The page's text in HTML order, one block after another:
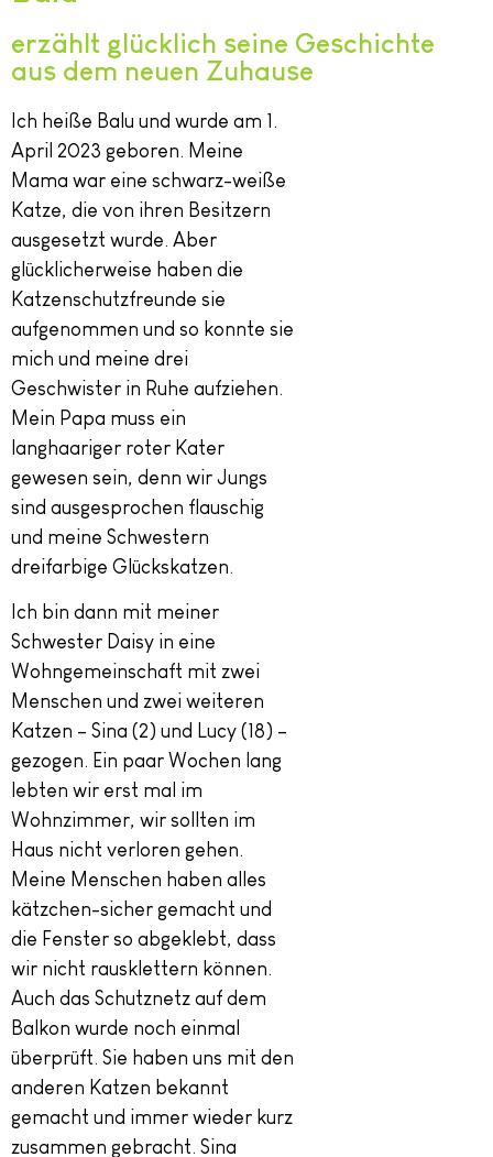
erzählt glücklich seine Geschichte
aus dem neuen Zuhause
Ich heiße Balu und wurde am 1.
April 2023 geboren. Meine
Mama war eine schwarz-weiße
Katze, die von ihren Besitzern
ausgesetzt wurde. Aber
glücklicherweise haben die
Katzenschutzfreunde sie
aufgenommen und so konnte sie
mich und meine drei
Geschwister in Ruhe aufziehen.
Mein Papa muss ein
langhaariger roter Kater
gewesen sein, denn wir Jungs
sind ausgesprochen flauschig
und meine Schwestern
dreifarbige Glückskatzen.
Ich bin dann mit meiner
Schwester Daisy in eine
Wohngemeinschaft mit zwei
Menschen und zwei weiteren
Katzen – Sina (2) und Lucy (18) –
gezogen. Ein paar Wochen lang
lebten wir erst mal im
Wohnzimmer, wir sollten im
Haus nicht verloren gehen.
Meine Menschen haben alles
kätzchen-sicher gemacht und
die Fenster so abgeklebt, dass
wir nicht rausklettern können.
Auch das Schutznetz auf dem
Balkon wurde noch einmal
überprüft. Sie haben uns mit den
anderen Katzen bekannt
gemacht und immer wieder kurz
zusammen gebracht. Sina